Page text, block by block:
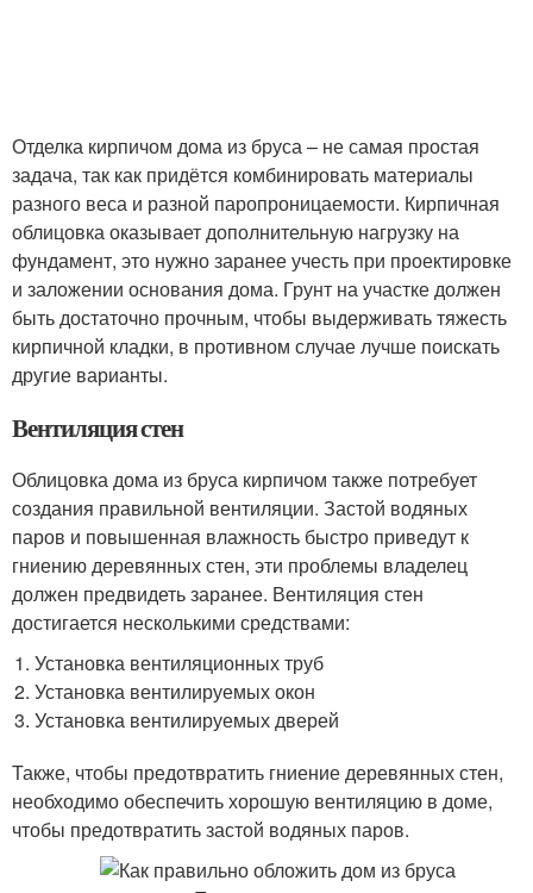
Отделка кирпичом дома из бруса – не самая простая
задача, так как придётся комбинировать материалы
разного веса и разной паропроницаемости. Кирпичная
облицовка оказывает дополнительную нагрузку на
фундамент, это нужно заранее учесть при проектировке
и заложении основания дома. Грунт на участке должен
быть достаточно прочным, чтобы выдерживать тяжесть
кирпичной кладки, в противном случае лучше поискать
другие варианты.
Вентиляция стен
Облицовка дома из бруса кирпичом также потребует
создания правильной вентиляции. Застой водяных
паров и повышенная влажность быстро приведут к
гниению деревянных стен, эти проблемы владелец
должен предвидеть заранее. Вентиляция стен
достигается несколькими средствами:
Установка вентиляционных труб
Установка вентилируемых окон
Установка вентилируемых дверей
Также, чтобы предотвратить гниение деревянных стен,
необходимо обеспечить хорошую вентиляцию в доме,
чтобы предотвратить застой водяных паров.